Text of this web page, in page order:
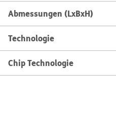
Abmessungen (LxBxH)
Technologie
Chip Technologie